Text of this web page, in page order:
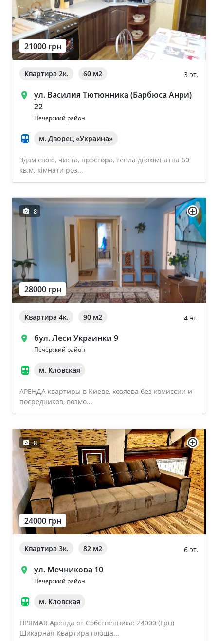
21000 грн
Квартира 2к. 60 м2 3 эт.
ул. Василия Тютюнника (Барбюса Анри)
22
Печерский район
м. Дворец «Украина»
Здам свою, чиста, простора, тепла двокімнатна 60
кв.м. кімнати роз...
8
28000 грн
Квартира 4к. 90 м2 4 эт.
бул. Леси Украинки 9
Печерский район
м. Кловская
АРЕНДА квартиры в Киеве, хозяева без комиссии и
посредников, возмо...
8
24000 грн
Квартира 3к. 82 м2 6 эт.
ул. Мечникова 10
Печерский район
м. Кловская
ПРЯМАЯ Аренда от Собственника: 24000 (Грн)
Шикарная Квартира площа...